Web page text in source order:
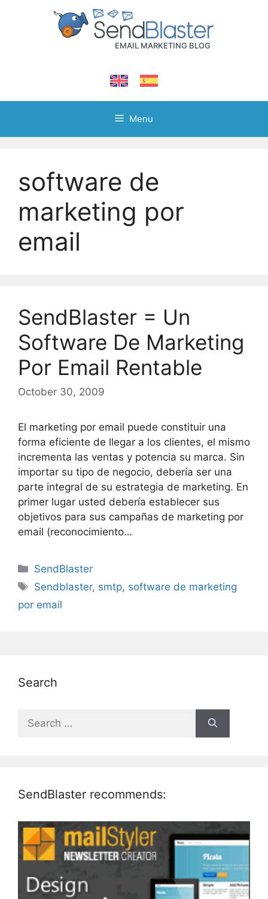
Menu
software de
marketing por
email
SendBlaster = Un
Software De Marketing
Por Email Rentable
October 30, 2009
El marketing por email puede constituir una
forma eficiente de llegar a los clientes, el mismo
incrementa las ventas y potencia su marca. Sin
importar su tipo de negocio, debería ser una
parte integral de su estrategia de marketing. En
primer lugar usted debería establecer sus
objetivos para sus campañas de marketing por
email (reconocimiento…
Categories
SendBlaster
Tags
Sendblaster, smtp, software de marketing
por email
Search
Search
SendBlaster recommends: